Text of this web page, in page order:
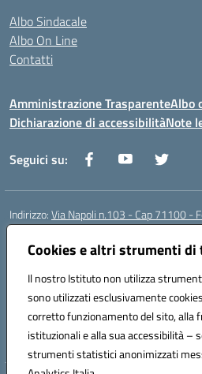
Cookies e altri strumenti di
Il nostro Istituto non utilizza
sono utilizzati esclusivamente
corretto funzionamento del sito, alla
istituzionali e alla sua accessibilità –
strumenti statistici anonimizzati
Albo Sindacale
Albo On Line
Contatti
Amministrazione TrasparenteAlbo
Dichiarazione di accessibilitàNote
Seguici su:
Indirizzo:Via Napoli n.103 - Cap 71100 -
Centralino:
Posta elettronica certificata (PEC):
Codice fiscale: 80003280718
Codice meccanografico:FGIS00800V
Codice Indice delle Pubbliche
Codice unico di fatturazione (CUF): SOLVP8